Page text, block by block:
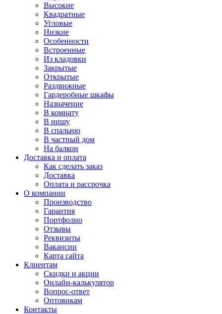
Высокие
Квадратные
Угловые
Низкие
Особенности
Встроенные
Из кладовки
Закрытые
Открытые
Раздвижные
Гардеробные шкафы
Назначение
В комнату
В нишу
В спальню
В частный дом
На балкон
Доставка и оплата
Как сделать заказ
Доставка
Оплата и рассрочка
О компании
Производство
Гарантия
Портфолио
Отзывы
Реквизиты
Вакансии
Карта сайта
Клиентам
Скидки и акции
Онлайн-калькулятор
Вопрос-ответ
Оптовикам
Контакты